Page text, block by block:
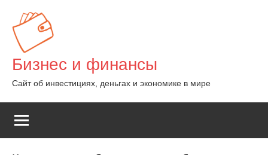
содержимому
Бизнес и финансы
Сайт об инвестициях, деньгах и экономике в мире